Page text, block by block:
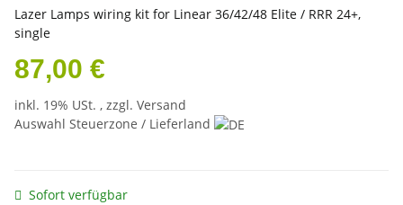
Lazer Lamps wiring kit for Linear 36/42/48 Elite / RRR 24+,
single
87,00 €
inkl. 19% USt. , zzgl. Versand
Auswahl Steuerzone / Lieferland
Sofort verfügbar